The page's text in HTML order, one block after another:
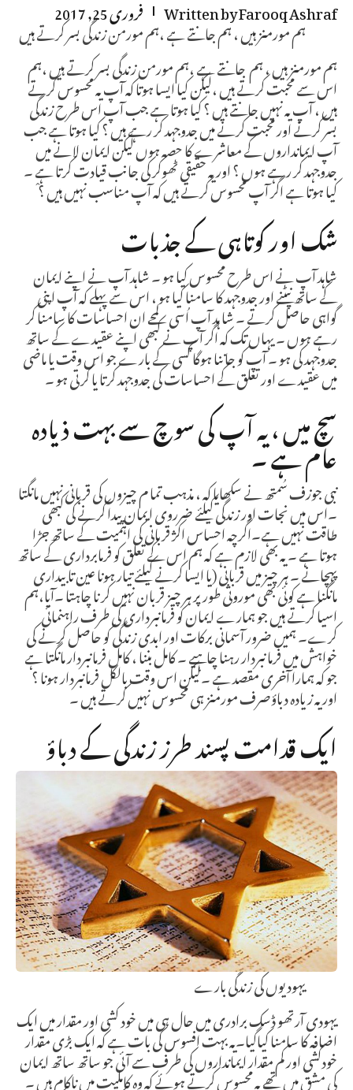
Written byFarooq Ashraf فروری 25, 2017
ہم مورمنز ہیں ، ہم جانتے ہے ،ہم مورمن زندگی بسر کرتے ہیں
ہم مورمنز ہیں ، ہم جانتے ہے ،ہم مورمن زندگی بسر کرتے ہیں ،ہم
اس سے محبت کرتے ہیں ،لیکن کیا ایسا ہوتا کہ آپ یہ محسوس کرتے
ہیں ، آپ یہ نہیں جانتے ہیں ؟ کیا ہوتا ہے جب آپ اس طرح زندگی
بسر کرنے اور محبت کرنے میں جدوجہد کر رہے ہیں ؟ کیا ہوتا ہے جب
آپ ایمانداروں کے معاشرے کا حصہ ہوں لیکن ایمان لانے میں
جدوجہد کر رہے ہوں ؟ اور یہ حقیقی ٹھوکر کی جانب قیادت کرتا ہے ۔
کیا ہوتا ہے اگر آپ محسوس کرتے ہیں کہ آپ مناسب نہیں ہیں ؟ْ
شک اور کوتاہی کے جذبات
شاہد آپ نے اس طرح محسوس کیا ہو ۔ شاہد آپ نے اپنے ایمان
کے ساتھ نپٹنے اور جدوجہد کا سامنا کیا ہو ، اس سے پہلے کہ آپ اپنی
گواہی حاصل کرتے ۔ شا ہد آپ اُسی لمحے ان احساسات کا سامنا کر
رہے ہوں ۔ یہاں تک کہ اگر آپ نے کبھی اپنے عقیدے کے ساتھ
جدوجہد کی ہو ۔ آپ کو جاننا ہوگا کسی کے بارے جو اس وقت یا ماضی
میں عقیدے اور تعلق کے احساسات کی جدوجہد کرتا یا کرتی ہو ۔
سچ میں ، یہ آپ کی سوچ سے بہت ذیادہ
عام ہے ۔
نبی جوزف سُمتھ نے سکھایا کہ ، مذہب تما م چیزوں کی قربانی نہیں مانگتا
۔اس میں نجات اور زندگی کیلئے ضرروی ایمان پیدا کرنے کی کبھی
طاقت نہیں ہے۔اگرچہ احساس اکژ قربانی کی اہمیت کے ساتھ جڑا
ہوتا ہے ۔ یہ بھی لازم ہے کہ ہم اس کے تعلق کو فرمابرداری کے ساتھ
پہچانے ۔ ہر چیز میں قربانی (یا ایسا کرنے کیلئے تیار ہونا عین تابیداری
مانگنا ہے کوئی بھی موروثی طور پر ہر چیز قربان نہیں کر نا چاہتا ۔آیا،ہم
اسیا کرتے ہیں جو ہمارے ایمان کو فرمانبرداری کی طرف راہنمائی
کرے۔ ہمیں ضرور آسمانی برکات اور ابدی زندگی کو حاصل کرنے کی
خواہش میں فرما نبردار رہنا چاہیے ۔ کامل بننا ، کامل فرمانبردار مانگتا ہے
جو کہ ہمارا آخری مقصد ہے ۔لیکن اس وقت بالکل فرمانبردار ہونا ؟
اور یہ زیادہ دباؤصرف مورمنز ہی محسوس نہیں کرتے ہیں ۔
ایک قدامت پسند طرز زندگی کے دباؤ
یہودیوں کی زندگی بارے
یہودی آرتھو ڈسک برادری میں حال ہی میں خود کشی اور مقدار میں ایک
اضافہ کا سامنا کیاگیا۔یہ بہت افسوس کی بات ہے کہ ایک بڑی مقدار
خودکشی اور کم مقدار ایمانداروں کی طرف سے آئی جو ساتھ ساتھ ایمان
کی مشق میں تھے یہ محسوس کرتے ہوئے کہ وہ کاملیت میں ناکام ہیں ۔